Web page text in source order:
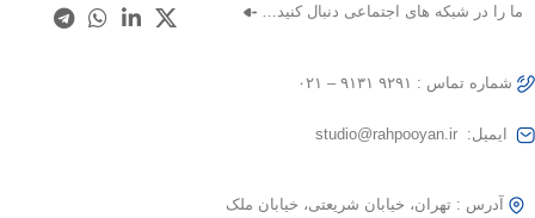
ما را در شبکه های اجتماعی دنبال کنید…
شماره تماس : ۹۲۹۱ ۹۱۳۱ – ۰۲۱
ایمیل: studio@rahpooyan.ir
آدرس : تهران، خیابان شریعتی، خیابان ملک